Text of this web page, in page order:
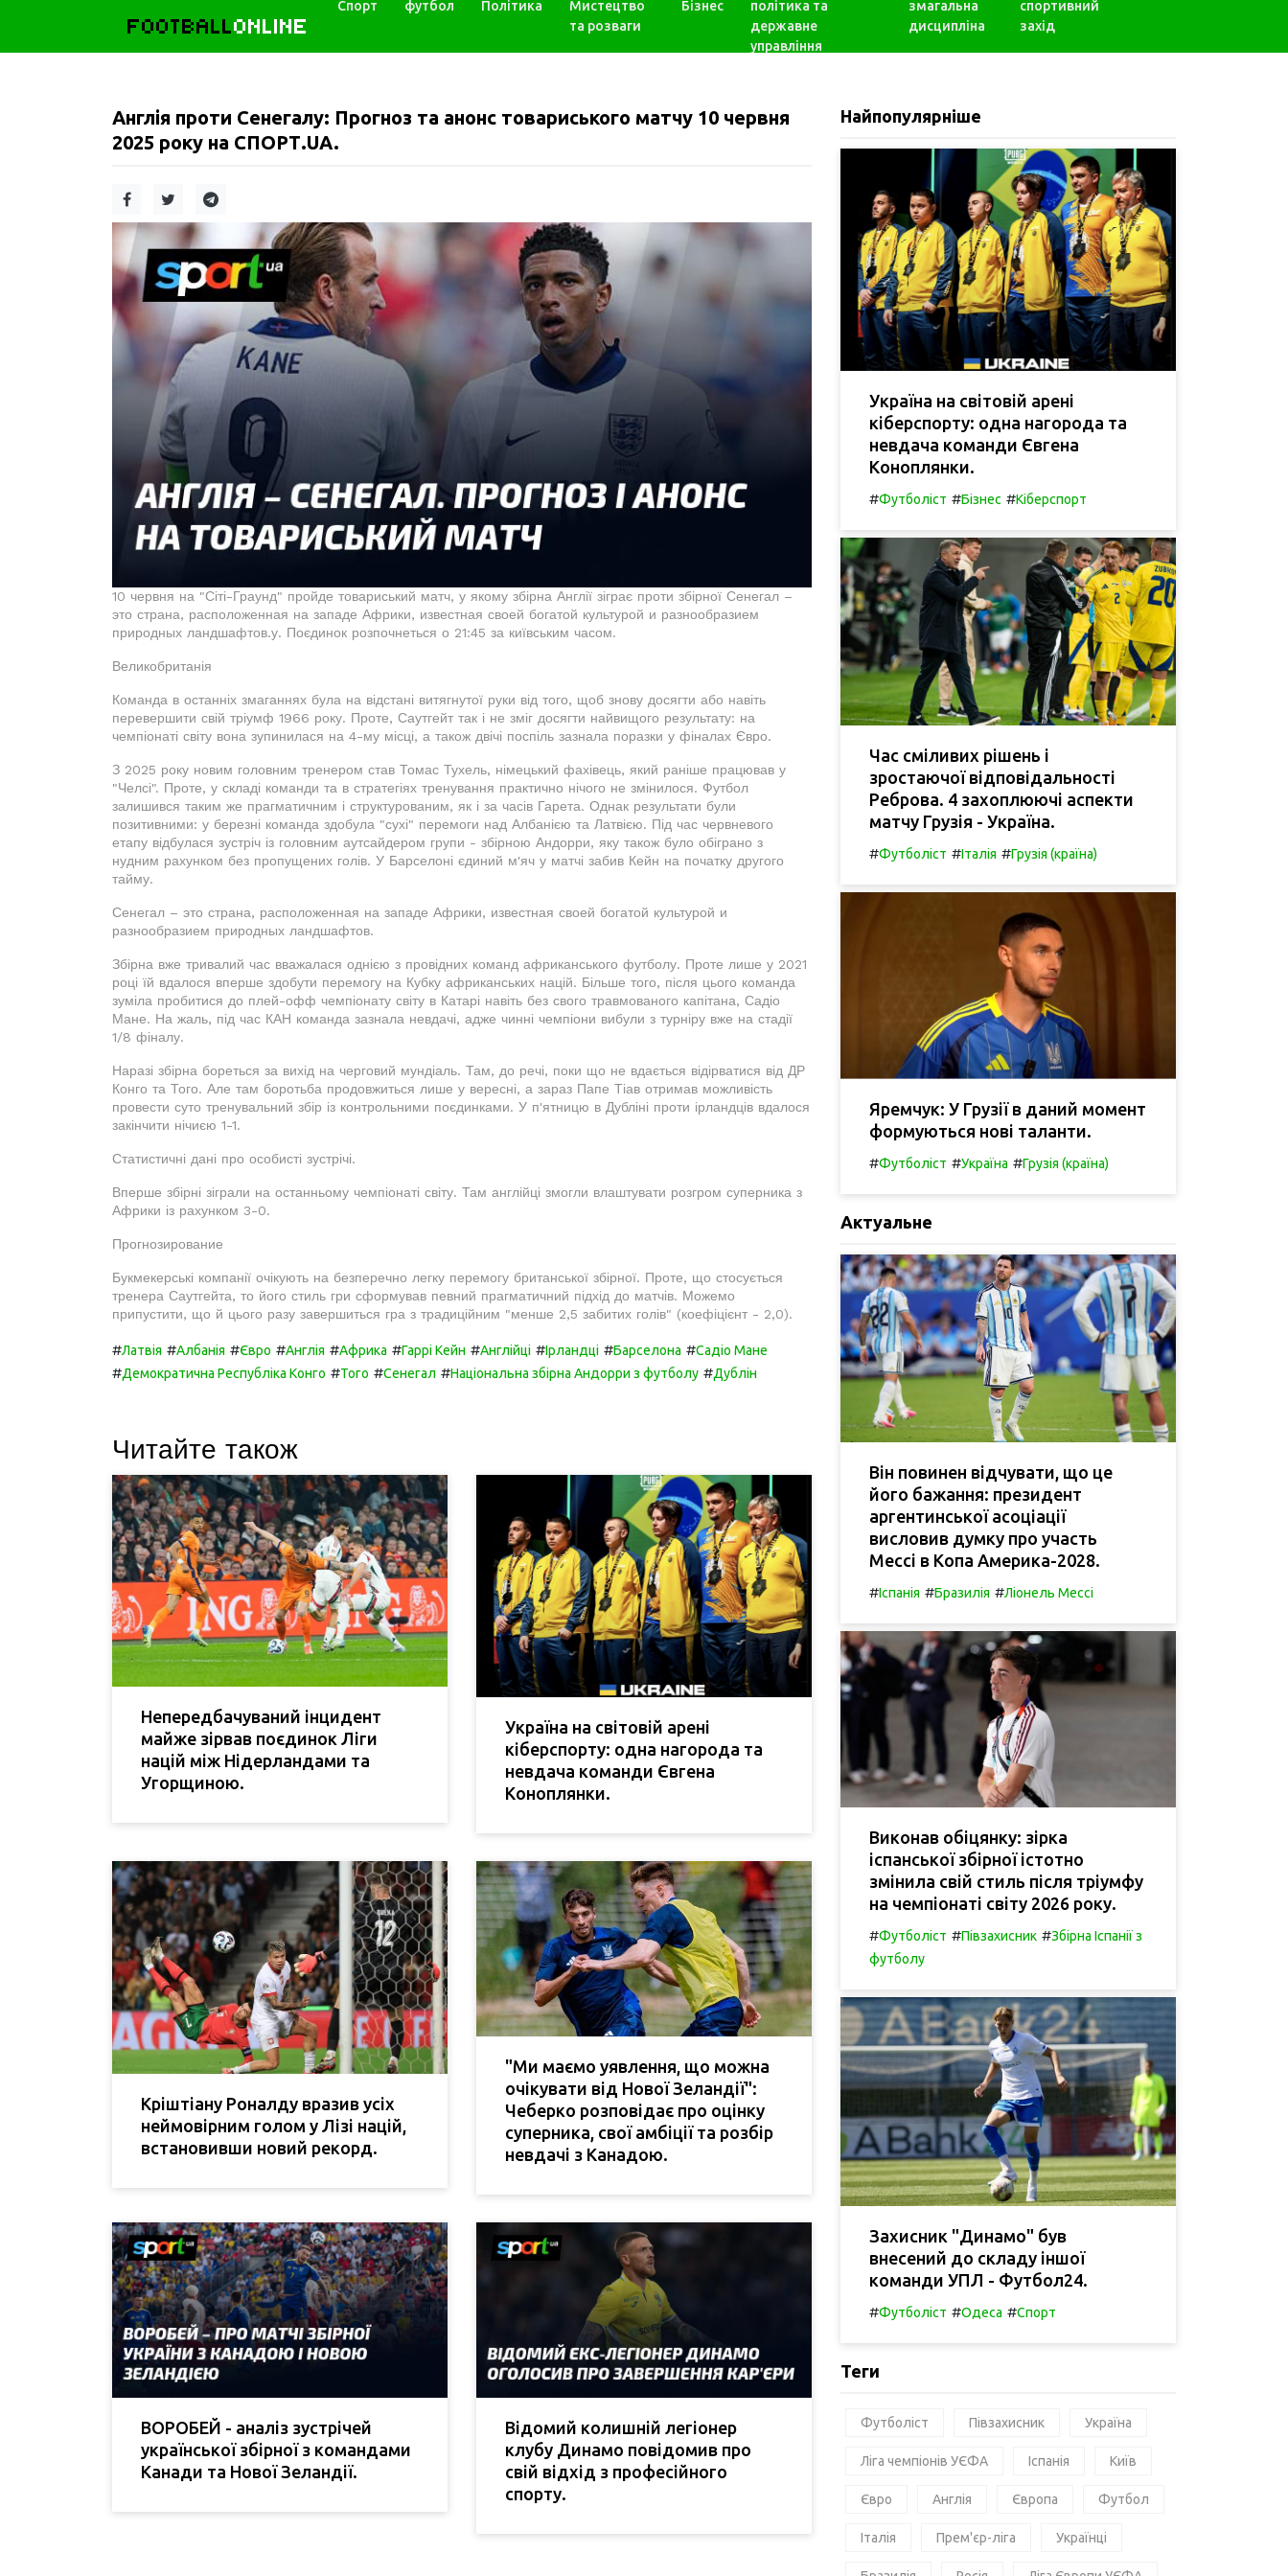
FOOTBALLONLINE
Спорт футбол Політика
Мистецтво
та розваги
Бізнес
політика та
державне
управління
змагальна
дисципліна
спортивний
захід
Англія проти Сенегалу: Прогноз та анонс товариського матчу 10 червня
2025 року на СПОРТ.UA.
10 червня на "Сіті-Граунд" пройде товариський матч, у якому збірна Англії зіграє проти збірної Сенегал –
это страна, расположенная на западе Африки, известная своей богатой культурой и разнообразием
природных ландшафтов.у. Поєдинок розпочнеться о 21:45 за київським часом.
Великобританія
Команда в останніх змаганнях була на відстані витягнутої руки від того, щоб знову досягти або навіть
перевершити свій тріумф 1966 року. Проте, Саутгейт так і не зміг досягти найвищого результату: на
чемпіонаті світу вона зупинилася на 4-му місці, а також двічі поспіль зазнала поразки у фіналах Євро.
З 2025 року новим головним тренером став Томас Тухель, німецький фахівець, який раніше працював у
"Челсі". Проте, у складі команди та в стратегіях тренування практично нічого не змінилося. Футбол
залишився таким же прагматичним і структурованим, як і за часів Гарета. Однак результати були
позитивними: у березні команда здобула "сухі" перемоги над Албанією та Латвією. Під час червневого
етапу відбулася зустріч із головним аутсайдером групи - збірною Андорри, яку також було обіграно з
нудним рахунком без пропущених голів. У Барселоні єдиний м'яч у матчі забив Кейн на початку другого
тайму.
Сенегал – это страна, расположенная на западе Африки, известная своей богатой культурой и
разнообразием природных ландшафтов.
Збірна вже тривалий час вважалася однією з провідних команд африканського футболу. Проте лише у 2021
році їй вдалося вперше здобути перемогу на Кубку африканських націй. Більше того, після цього команда
зуміла пробитися до плей-офф чемпіонату світу в Катарі навіть без свого травмованого капітана, Садіо
Мане. На жаль, під час КАН команда зазнала невдачі, адже чинні чемпіони вибули з турніру вже на стадії
1/8 фіналу.
Наразі збірна бореться за вихід на черговий мундіаль. Там, до речі, поки що не вдається відірватися від ДР
Конго та Того. Але там боротьба продовжиться лише у вересні, а зараз Папе Тіав отримав можливість
провести суто тренувальний збір із контрольними поєдинками. У п'ятницю в Дубліні проти ірландців вдалося
закінчити нічиєю 1-1.
Статистичні дані про особисті зустрічі.
Вперше збірні зіграли на останньому чемпіонаті світу. Там англійці змогли влаштувати розгром суперника з
Африки із рахунком 3-0.
Прогнозирование
Букмекерські компанії очікують на безперечно легку перемогу британської збірної. Проте, що стосується
тренера Саутгейта, то його стиль гри сформував певний прагматичний підхід до матчів. Можемо
припустити, що й цього разу завершиться гра з традиційним "менше 2,5 забитих голів" (коефіцієнт - 2,0).
#Латвія #Албанія #Євро #Англія #Африка #Гаррі Кейн #Англійці #Ірландці #Барселона #Садіо Мане
#Демократична Республіка Конго #Того #Сенегал #Національна збірна Андорри з футболу #Дублін
Читайте також
Непередбачуваний інцидент
майже зірвав поєдинок Ліги
націй між Нідерландами та
Угорщиною.
Україна на світовій арені
кіберспорту: одна нагорода та
невдача команди Євгена
Коноплянки.
Кріштіану Роналду вразив усіх
неймовірним голом у Лізі націй,
встановивши новий рекорд.
"Ми маємо уявлення, що можна
очікувати від Нової Зеландії":
Чеберко розповідає про оцінку
суперника, свої амбіції та розбір
невдачі з Канадою.
ВОРОБЕЙ - аналіз зустрічей
української збірної з командами
Канади та Нової Зеландії.
Відомий колишній легіонер
клубу Динамо повідомив про
свій відхід з професійного
спорту.
Найпопулярніше
Україна на світовій арені
кіберспорту: одна нагорода та
невдача команди Євгена
Коноплянки.
#Футболіст #Бізнес #Кіберспорт
Час сміливих рішень і
зростаючої відповідальності
Реброва. 4 захоплюючі аспекти
матчу Грузія - Україна.
#Футболіст #Італія #Грузія (країна)
Яремчук: У Грузії в даний момент
формуються нові таланти.
#Футболіст #Україна #Грузія (країна)
Актуальне
Він повинен відчувати, що це
його бажання: президент
аргентинської асоціації
висловив думку про участь
Мессі в Копа Америка-2028.
#Іспанія #Бразилія #Ліонель Мессі
Виконав обіцянку: зірка
іспанської збірної істотно
змінила свій стиль після тріумфу
на чемпіонаті світу 2026 року.
#Футболіст #Півзахисник #Збірна Іспанії з
футболу
Захисник "Динамо" був
внесений до складу іншої
команди УПЛ - Футбол24.
#Футболіст #Одеса #Спорт
Теги
Футболіст Півзахисник Україна
Ліга чемпіонів УЄФА Іспанія Київ
Євро Англія Європа Футбол
Італія Прем'єр-ліга Українці